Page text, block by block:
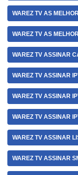
WAREZ TV AS
WAREZ TV AS
WAREZ TV ASSINAR
WAREZ TV ASSINAR
WAREZ TV ASSINAR
WAREZ TV ASSINAR
WAREZ TV ASSINAR
WAREZ TV ASSINAR